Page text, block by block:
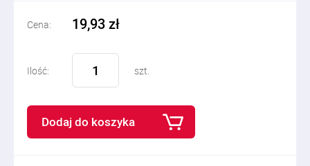
Cena: 19,93 zł
Ilość: szt.
Dodaj do koszyka